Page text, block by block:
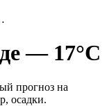
— 17°C
прогноз на
осадки.